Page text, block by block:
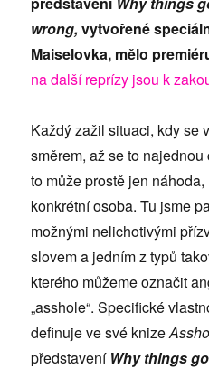
wrong,vytvořené
Maiselovka, mělo
na další reprízy jsou k
Každý zažil situaci, kdy se
směrem, až se to
to může prostě jen
konkrétní osoba. Tu jsme
možnými nelichotivými
slovem a jedním z typů
kterého můžeme označit
„asshole“. Specifické
definuje ve své knize
představení Why things go